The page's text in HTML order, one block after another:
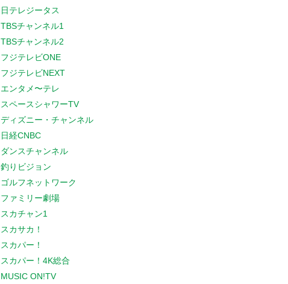
日テレジータス
TBSチャンネル1
TBSチャンネル2
フジテレビONE
フジテレビNEXT
エンタメ〜テレ
スペースシャワーTV
ディズニー・チャンネル
日経CNBC
ダンスチャンネル
釣りビジョン
ゴルフネットワーク
ファミリー劇場
スカチャン1
スカサカ！
スカパー！
スカパー！4K総合
MUSIC ON!TV